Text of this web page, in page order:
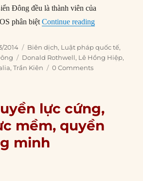
Đông đều là thành viên của
phân biệtContinue reading“#129 – Công
2014 Categories
Biên dịch, Luật pháp quốc tế,
Tags
Donald Rothwell, Lê Hồng Hiệp,
,Trần Kiên 0 Comments
lực cứng,
mềm, quyền
minh